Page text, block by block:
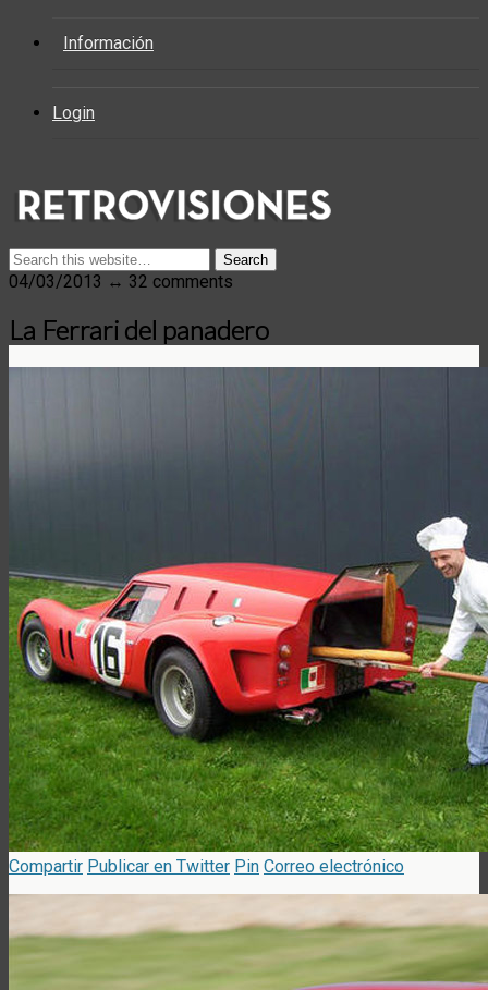
Información
Login
04/03/2013 ↔ 32 comments
La Ferrari del panadero
Compartir Publicar en Twitter Pin Correo electrónico